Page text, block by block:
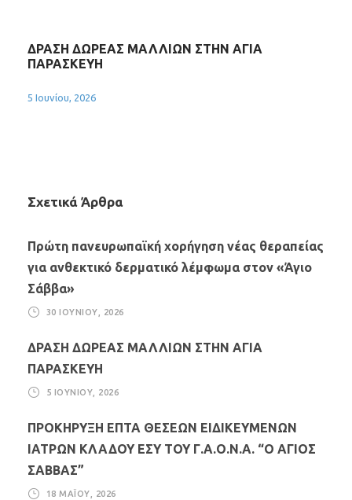
ΔΡΑΣΗ ΔΩΡΕΑΣ ΜΑΛΛΙΩΝ ΣΤΗΝ ΑΓΙΑ
ΠΑΡΑΣΚΕΥΗ
5 Ιουνίου, 2026
Σχετικά Άρθρα
Πρώτη πανευρωπαϊκή χορήγηση νέας θεραπείας
για ανθεκτικό δερματικό λέμφωμα στον «Άγιο
Σάββα»
30 ΙΟΥΝΊΟΥ, 2026
ΔΡΑΣΗ ΔΩΡΕΑΣ ΜΑΛΛΙΩΝ ΣΤΗΝ ΑΓΙΑ
ΠΑΡΑΣΚΕΥΗ
5 ΙΟΥΝΊΟΥ, 2026
ΠΡΟΚΗΡΥΞΗ ΕΠΤΑ ΘΕΣΕΩΝ ΕΙΔΙΚΕΥΜΕΝΩΝ
ΙΑΤΡΩΝ ΚΛΑΔΟΥ ΕΣΥ ΤΟΥ Γ.Α.Ο.Ν.Α. “Ο ΑΓΙΟΣ
ΣΑΒΒΑΣ”
18 ΜΑΪ́ΟΥ, 2026